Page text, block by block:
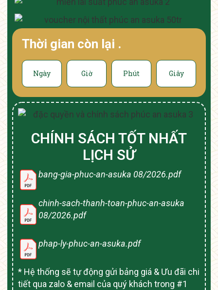
Thời gian còn lại .
Ngày Giờ Phút Giây
CHÍNH SÁCH TỐT NHẤT
LỊCH SỬ
bang-gia-phuc-an-asuka 08/2026.pdf
chinh-sach-thanh-toan-phuc-an-asuka
08/2026.pdf
phap-ly-phuc-an-asuka.pdf
* Hệ thống sẽ tự động gửi bảng giá & Ưu đãi chi
tiết qua zalo & email của quý khách trong #1